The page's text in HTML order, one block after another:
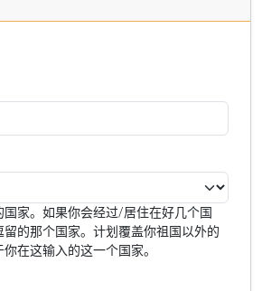
家。如果你会经过/居住在好几个国
的那个国家。计划覆盖你祖国以外的
在这输入的这一个国家。